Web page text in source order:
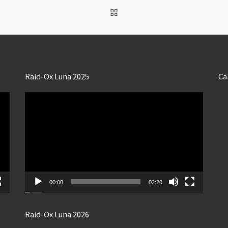
RETOUR À LA LISTE
Raid-Ox Luna 2025
00:00 02:20
Raid-Ox Luna 2026